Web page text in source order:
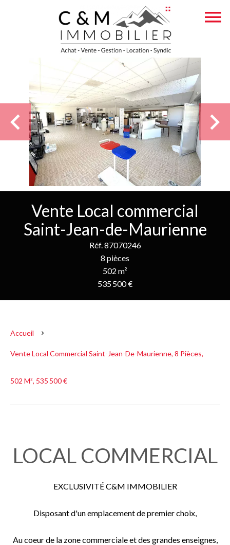
Vente Local commercial
Saint-Jean-de-Maurienne
Réf. 87070246
8 pièces
502 m²
535 500 €
Accueil
Vente Local Commercial Saint-Jean-De-Maurienne, 8 Pièces,
502 M², 535 500 €
LOCAL COMMERCIAL
EXCLUSIVITÉ C&M IMMOBILIER
Disposant d'un emplacement de premier choix,
Au coeur de la zone commerciale et des grandes enseignes,